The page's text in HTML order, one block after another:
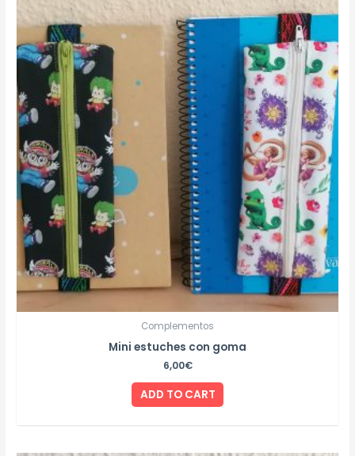
Complementos
Mini estuches con goma
6,00€
ADD TO CART